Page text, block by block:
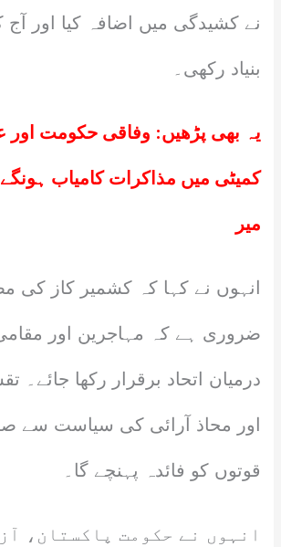
نے کشیدگی میں اضافہ کیا اور
بنیاد رکھی۔
یہ بھی پڑھیں: وفاقی حکومت اور
کمیٹی میں مذاکرات کامیاب
میر
انہوں نے کہا کہ کشمیر کاز کی
ضروری ہے کہ مہاجرین اور
درمیان اتحاد برقرار رکھا جائے۔
اور محاذ آرائی کی سیاست
قوتوں کو فائدہ پہنچے گا۔
انہوں نے حکومت پاکستان،